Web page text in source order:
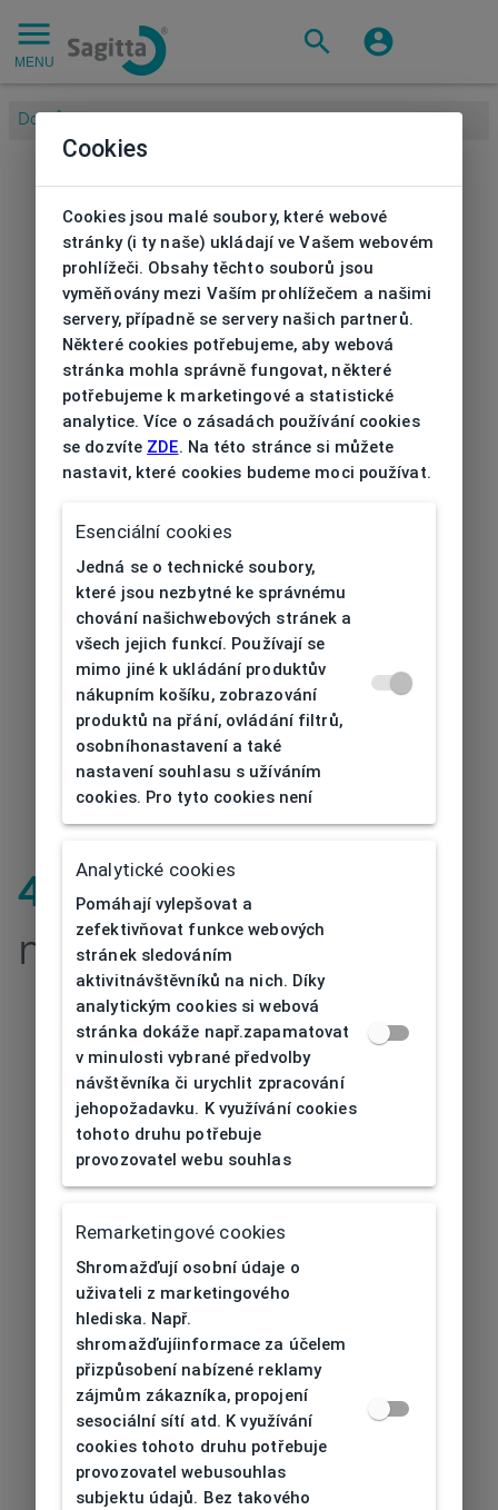
MENU
Domů
404| Stránka
nenalezena
Cookies
Cookies jsou malé soubory, které webové
stránky (i ty naše) ukládají ve Vašem webovém
prohlížeči. Obsahy těchto souborů jsou
vyměňovány mezi Vaším prohlížečem a našimi
servery, případně se servery našich partnerů.
Některé cookies potřebujeme, aby webová
stránka mohla správně fungovat, některé
potřebujeme k marketingové a statistické
analytice. Více o zásadách používání cookies
se dozvíte ZDE. Na této stránce si můžete
nastavit, které cookies budeme moci používat.
Esenciální cookies
Jedná se o technické soubory,
které jsou nezbytné ke správnému
chování našichwebových stránek a
všech jejich funkcí. Používají se
mimo jiné k ukládání produktův
nákupním košíku, zobrazování
produktů na přání, ovládání filtrů,
osobníhonastavení a také
nastavení souhlasu s užíváním
cookies. Pro tyto cookies není
Analytické cookies
Pomáhají vylepšovat a
zefektivňovat funkce webových
stránek sledováním
aktivitnávštěvníků na nich. Díky
analytickým cookies si webová
stránka dokáže např.zapamatovat
v minulosti vybrané předvolby
návštěvníka či urychlit zpracování
jehopožadavku. K využívání cookies
tohoto druhu potřebuje
provozovatel webu souhlas
Remarketingové cookies
Shromažďují osobní údaje o
uživateli z marketingového
hlediska. Např.
shromažďujíinformace za účelem
přizpůsobení nabízené reklamy
zájmům zákazníka, propojení
sesociální sítí atd. K využívání
cookies tohoto druhu potřebuje
provozovatel webusouhlas
subjektu údajů. Bez takového